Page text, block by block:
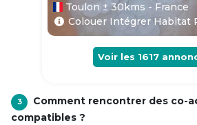
Toulon ± 30kms - France
Colouer Intégrer Habitat
Voir les 1617
3
Comment rencontrer des co-
compatibles ?